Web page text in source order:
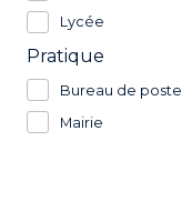
Lycée
Pratique
Bureau de poste
Mairie